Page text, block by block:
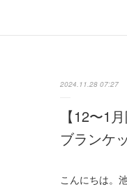
2024.11.28 07:27
【12〜1
ブランケ
こんにちは。